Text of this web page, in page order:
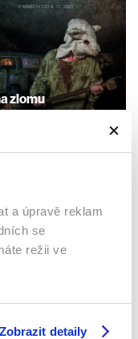
a úpravě reklam
se
režii ve
Zobrazit detaily
zlomu
zařízeních
odkudkoliv